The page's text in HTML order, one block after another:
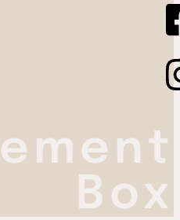
Box